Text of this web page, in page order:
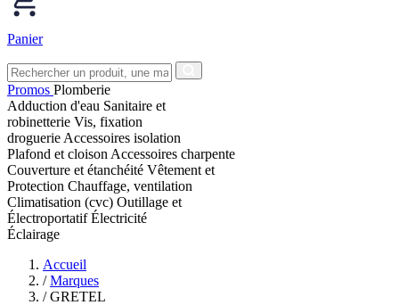
Panier
Promos Plomberie
Adduction d'eau Sanitaire et
robinetterie Vis, fixation
droguerie Accessoires isolation
Plafond et cloison Accessoires charpente
Couverture et étanchéité Vêtement et
Protection Chauffage, ventilation
Climatisation (cvc) Outillage et
ÉlectroportatifÉlectricité
Éclairage
Accueil
/ Marques
/ GRETEL